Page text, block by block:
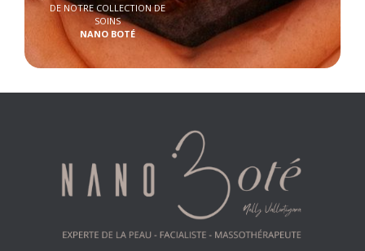
DE NOTRE COLLECTION DE
SOINS
NANO BOTÉ